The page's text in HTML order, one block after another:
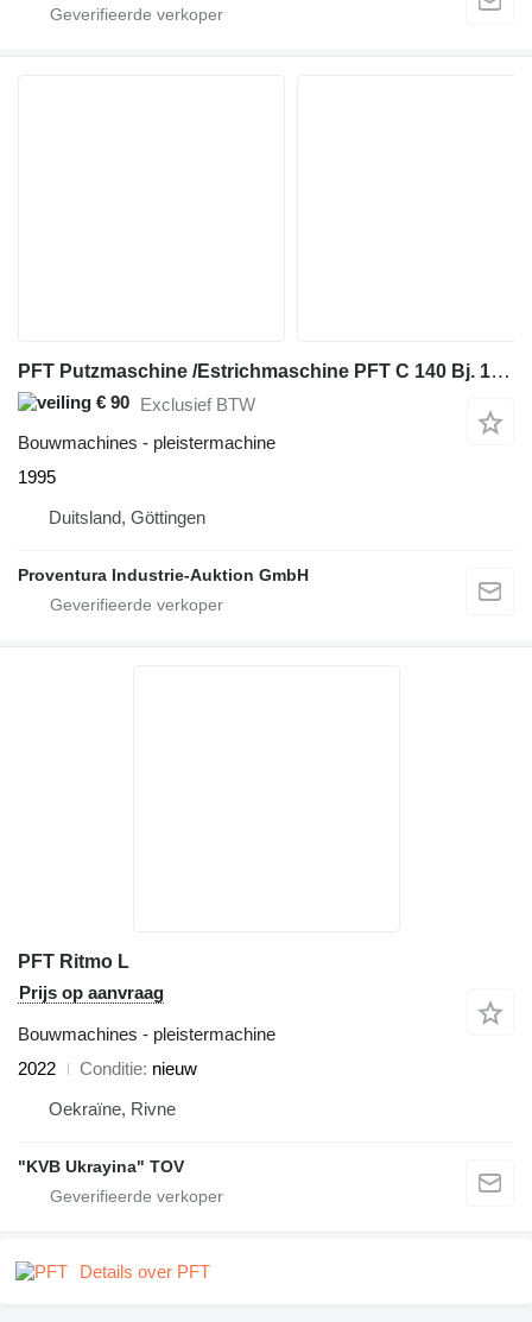
PFT Putzmaschine /Estrichmaschine PFT C 140 Bj. 1995
€ 90 Exclusief BTW
Bouwmachines - pleistermachine
1995
Duitsland, Göttingen
Proventura Industrie-Auktion GmbH
PFT Ritmo L
Prijs op aanvraag
Bouwmachines - pleistermachine
2022
Conditie nieuw
Oekraïne, Rivne
"KVB Ukrayina" TOV
Details over PFT